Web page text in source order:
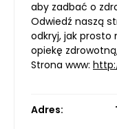
aby zadbać o
Odwiedź naszą
odkryj, jak prosto
opiekę
Strona www:
Adres: